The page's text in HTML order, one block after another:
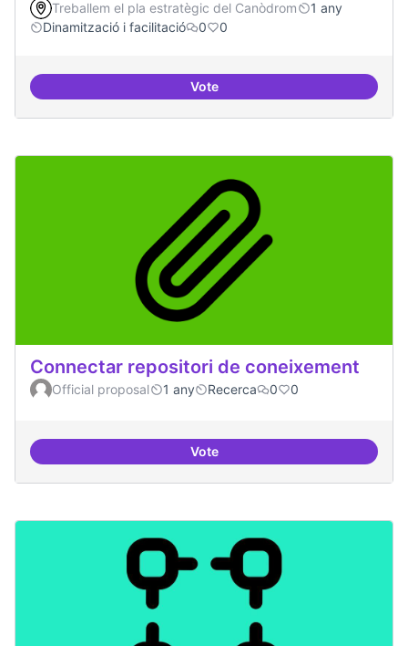
Treballem el pla estratègic del Canòdrom
1 any
Dinamització i facilitació
0 0
VoteComunitat software lliure
Connectar repositori de coneixement
Official proposal 1 any Recerca 0 0
VoteConnectar repositori de